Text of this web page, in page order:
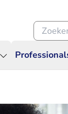
Zoeken